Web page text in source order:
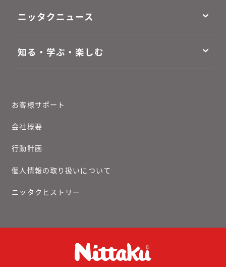
ニッタクニュース
知る・学ぶ・楽しむ
お客様サポート
会社概要
行動計画
個人情報の取り扱いについて
ニッタクヒストリー